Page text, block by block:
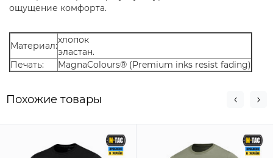
ощущение комфорта.
Материал:
хлопок
эластан.
Печать:
MagnaColours® (Premium inks resist fading)
Похожие товары